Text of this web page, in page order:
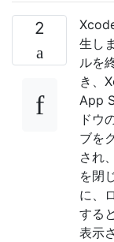
2
生し
ルを
き、
App
ドウ
ブを
され
を閉
に、
する
表示